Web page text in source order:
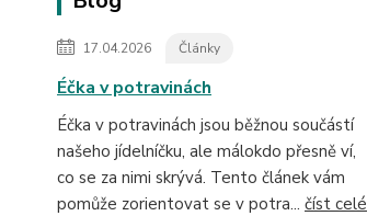
17.04.2026 Články
Éčka v potravinách
Éčka v potravinách jsou běžnou součástí
našeho jídelníčku, ale málokdo přesně ví,
co se za nimi skrývá. Tento článek vám
pomůže zorientovat se v potra... číst celé